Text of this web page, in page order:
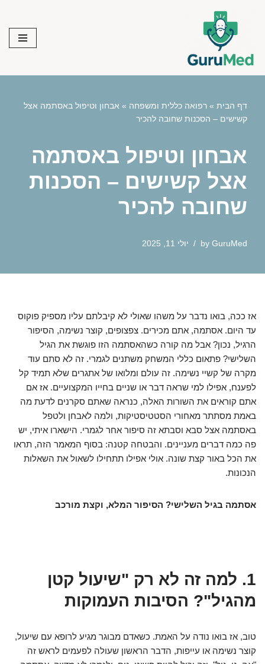
content
דף הבית » רפואה כללית ומשפחה » אבחון וטיפול באסתמה אצל
קשישים – הסכנות שחובה להכיר
אבחון וטיפול באסתמה
אצל קשישים – הסכנות
שחובה להכיר
by GuruMed יולי 11, 2025
אז ככה, בואו נדבר על משהו שאולי לא קיבלתם עליו מספיק פוקוס
עד היום. אסתמה, אתם מכירים. צפצופים, קוצר נשימה, הסיפור
הרגיל, נכון? אבל מה קורה כשהאסתמה הזו פוגשת את הגיל
השלישי? פתאום כללי המשחק משתנים לגמרי. זה לא סתם עוד
מקרה של קשיי נשימה. זה עולם ומלואו של אתגרים שלא תמיד קל
לפענח, אפילו למי שראה דבר או שניים בחייו המקצועיים. אז אם
אתם קוראים את השורות האלה, כנראה שאתם סקרנים לדעת מה
באמת מסתתר מאחורי הסטטיסטיקות, ולמה לאבחן ולטפל
באסתמה אצל סבא וסבתא זה סיפור אחר לגמרי. הישארו איתי, יש
פה כמה דברים מעניינים. והבטחה קטנה: בסוף המאמר הזה, תראו
את הכל באור קצת שונה. אולי אפילו תתחילו לשאול את השאלות
הנכונות.
אסתמה בגיל השלישי? הסיפור המלא, וקצת מורכב
1. למה זה לא רק "שיעול קטן
מהגיל"? הסיבות העמוקות
טוב, אז בואו נודה על האמת. כשאדם מבוגר מגיע לרופא עם שיעול,
קוצר נשימה או עייפות, הדבר הראשון שעולה לפעמים לראש זה